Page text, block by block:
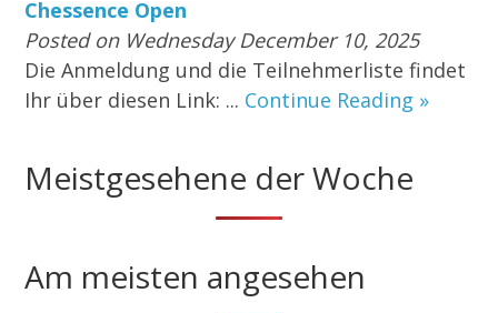
Chessence Open
Posted on Wednesday December 10, 2025
Die Anmeldung und die Teilnehmerliste findet
Ihr über diesen Link: ... Continue Reading »
Meistgesehene der Woche
Am meisten angesehen